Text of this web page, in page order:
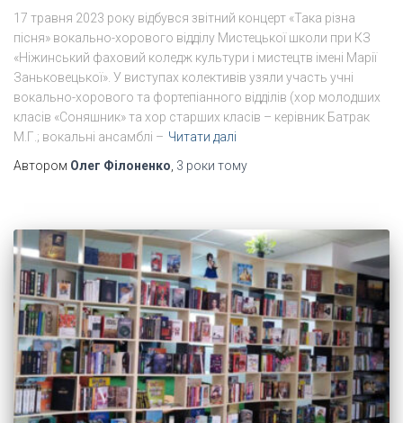
17 травня 2023 року відбувся звітний концерт «Така різна
пісня» вокально-хорового відділу Мистецької школи при КЗ
«Ніжинський фаховий коледж культури і мистецтв імені Марії
Заньковецької». У виступах колективів узяли участь учні
вокально-хорового та фортепіанного відділів (хор молодших
класів «Соняшник» та хор старших класів – керівник Батрак
М.Г.; вокальні ансамблі – Читати далі
Автором Олег Філоненко, 3 роки тому